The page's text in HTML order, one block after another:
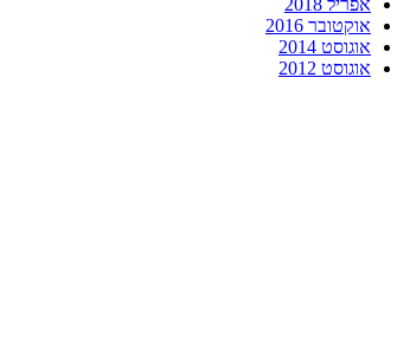
אפריל 2018
אוקטובר 2016
אוגוסט 2014
אוגוסט 2012